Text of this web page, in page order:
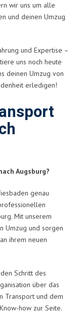
wir uns um alle
und deinen Umzug
und Expertise –
uns noch heute
deinen Umzug von
erledigen!
Augsburg?
genau
Mit unserem
Umzug und sorgen
ihrem neuen
Schritt des
über das
Transport und dem
how zur Seite.